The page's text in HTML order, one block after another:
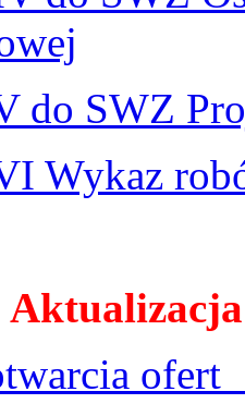
do SWZ
Wykaz
Aktualizacja